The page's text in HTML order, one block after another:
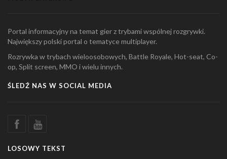
Portal informacyjny na temat gier z trybami wspólnej rozgrywki.
Największy polski portal o tematyce multiplayer.
Rozrywka w trybach wieloosobowych, Battle Royale, Hot-seat, Co-
op, Split screen, MMO i wielu innych.
ŚLEDŹ NAS W SOCIAL MEDIA
LOSOWY TEKST